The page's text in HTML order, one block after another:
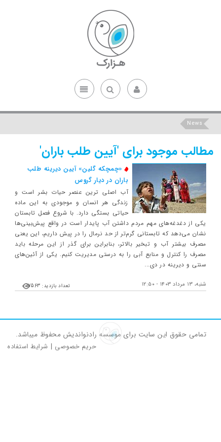
News
مطالب موجود برای 'آیین طلب باران'
«چمچکه گلین» آیین دیرینه طلب
باران در دیار گروس
آب اصلی ترین عنصر حیات بشر است و
زندگی هر انسان و موجودی به این ماده
حیاتی بستگی دارد. با شروع فصل تابستان
یکی از دغدغه‌های مهم مردم داشتن آب پایدار است در واقع پیش‌بینی‌ها
نشان می‌دهد که تابستانی گرم‌تر از حد نرمال را در پیش داریم، این یعنی
مصرف بیشتر آب و تبخیر بالاتر، بنابراین برای گذر از این مرحله باید
مصرف را کنترل و منابع آبی را به درستی مدیریت کنیم. یکی از آئین‌های
سنتی و دیرینه در دی...
شنبه، ۱۳ مرداد ۱۴۰۳ - ۱۲:۵۰ تعداد بازدید: 17563
تمامی حقوق این سایت برای موسسه رادنواندیش محفوظ میباشد.
حریم خصوصی | شرایط استفاده